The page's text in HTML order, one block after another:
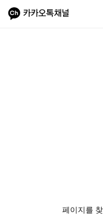
페이지를